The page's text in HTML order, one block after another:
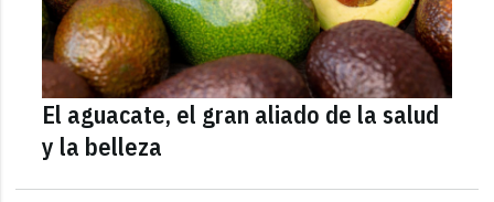
El aguacate, el gran aliado de la salud
y la belleza